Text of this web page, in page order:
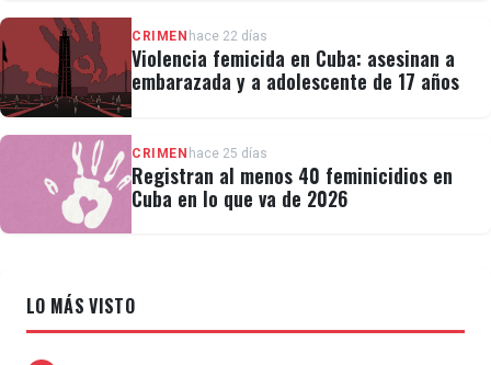
CRIMEN hace 22 días
Violencia femicida en Cuba: asesinan a
embarazada y a adolescente de 17 años
CRIMEN hace 25 días
Registran al menos 40 feminicidios en
Cuba en lo que va de 2026
LO MÁS VISTO